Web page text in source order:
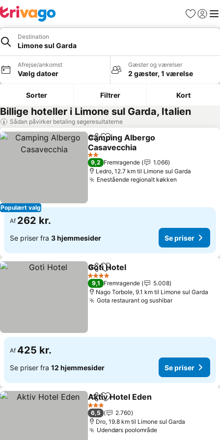
Favoritter
Log ind
Destination
Limone sul Garda
Afrejse/ankomst
Vælg datoer
Gæster og værelser
2 gæster, 1 værelse
Sorter Filtrer Kort
Billige hoteller i Limone sul Garda, Italien
Sådan påvirker betaling søgeresultaterne
Populært valg
Del Føj til favoritter
Camping Albergo
Casavecchia
2 Stjerner
9,2 Fremragende
1.066
Ledro, 12.7 km til Limone sul Garda
Enestående regionalt køkken
Af 262 kr.
Se priser fra 3 hjemmesider Se priser
Del Føj til favoritter
Gotì Hotel
4 Stjerner
9,1 Fremragende
5.008
Nago Torbole, 9.1 km til Limone sul Garda
Gota restaurant og sushibar
Af 425 kr.
Se priser fra 12 hjemmesider Se priser
Del Føj til favoritter
Aktiv Hotel Eden
3 Stjerner
6,5
2.760
Dro, 19.8 km til Limone sul Garda
Udendørs poolområde